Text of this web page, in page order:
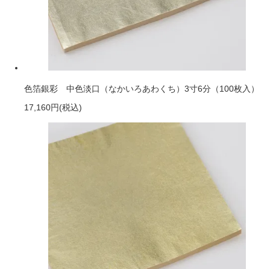
色箔銀彩 中色淡口（なかいろあわくち）3寸6分（100枚入）
17,160円(税込)